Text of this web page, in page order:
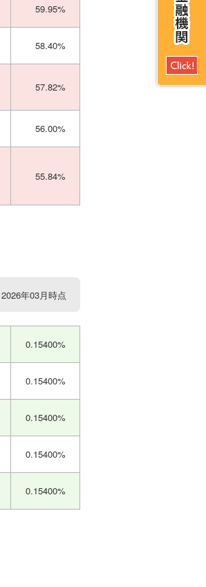
59.95%
58.40%
57.82%
56.00%
55.84%
2026年03月時点
0.15400%
0.15400%
0.15400%
0.15400%
0.15400%